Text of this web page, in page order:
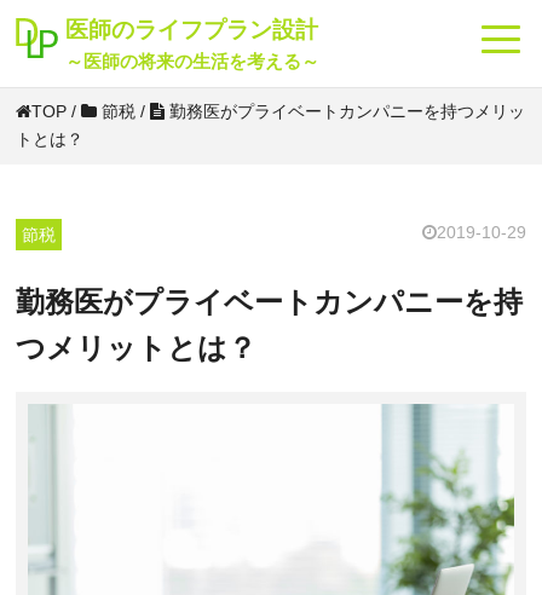
医師のライフプラン設計
～医師の将来の生活を考える～
海外 投資 転職 貯金 老後 将来
TOP / 節税 /
勤務医がプライベートカンパニーを持つメリッ
トとは？
節税 2019-10-29
勤務医がプライベートカンパニーを持
つメリットとは？